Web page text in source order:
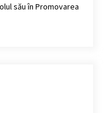
său în Promovarea